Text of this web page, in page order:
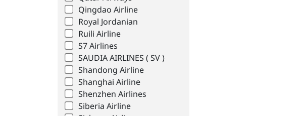
Qingdao Airline
Royal Jordanian
Ruili Airline
S7 Airlines
SAUDIA AIRLINES ( SV )
Shandong Airline
Shanghai Airline
Shenzhen Airlines
Siberia Airline